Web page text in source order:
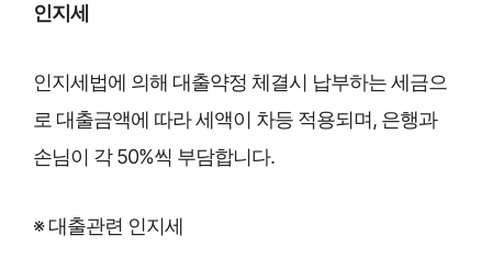
인지세
인지세법에 의해 대출약정 체결시 납부하는 세금으
로 대출금액에 따라 세액이 차등 적용되며, 은행과
손님이 각 50%씩 부담합니다.
※ 대출관련 인지세